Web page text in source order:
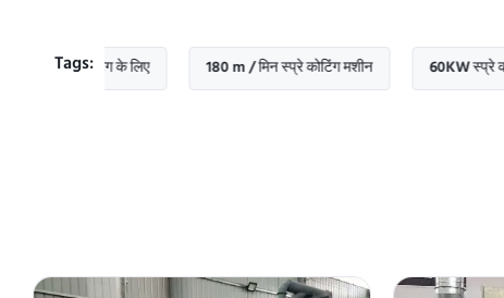
Tags:
प्रिंटिंग के लिए 180 m / मिन स्प्रे कोटिंग मशीन 60KW स्प्रे कोटिंग मशीन